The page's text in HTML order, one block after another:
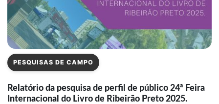
PESQUISAS DE CAMPO
Relatório da pesquisa de perfil de público 24ª Feira
Internacional do Livro de Ribeirão Preto 2025.